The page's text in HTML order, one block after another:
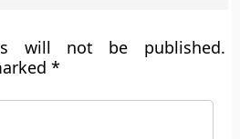
will not be published.
*